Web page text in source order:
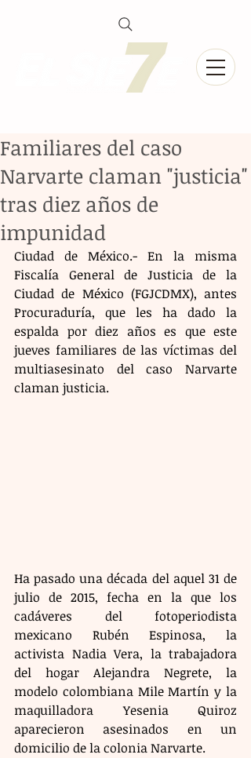
Familiares del caso
Narvarte claman "justicia"
tras diez años de
impunidad
Ciudad de México.- En la misma
Fiscalía General de Justicia de la
Ciudad de México (FGJCDMX), antes
Procuraduría, que les ha dado la
espalda por diez años es que este
jueves familiares de las víctimas del
multiasesinato del caso Narvarte
claman justicia.
Ha pasado una década del aquel 31 de
julio de 2015, fecha en la que los
cadáveres del fotoperiodista
mexicano Rubén Espinosa, la
activista Nadia Vera, la trabajadora
del hogar Alejandra Negrete, la
modelo colombiana Mile Martín y la
maquilladora Yesenia Quiroz
aparecieron asesinados en un
domicilio de la colonia Narvarte.